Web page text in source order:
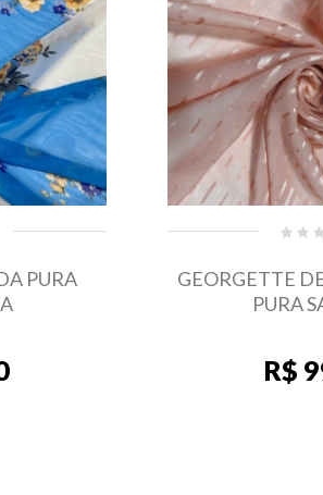
PURA
GEORGETTE
PURA
R$